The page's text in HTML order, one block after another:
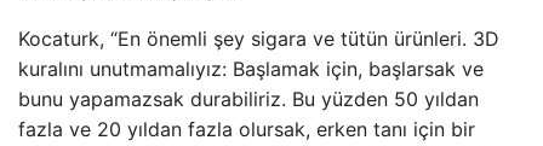
Kocaturk, “En önemli şey sigara ve tütün ürünleri. 3D
kuralını unutmamalıyız: Başlamak için, başlarsak ve
bunu yapamazsak durabiliriz. Bu yüzden 50 yıldan
fazla ve 20 yıldan fazla olursak, erken tanı için bir